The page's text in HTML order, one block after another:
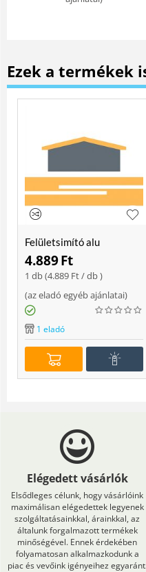
Ezek a termékek
Felületsimító alu
erősített, rome 400 mm
Soft
4.889Ft
1 db (4.889 Ft/ db )
(az eladó egyéb ajánlatai)
1 eladó
Elégedett vásárlók
Elsődleges célunk, hogy vásárlóink
maximálisan elégedettek legyenek
szolgáltatásainkkal, árainkkal, az
általunk forgalmazott termékek
minőségével. Ennek érdekében
folyamatosan alkalmazkodunk a
piac és vevőink igényeihez